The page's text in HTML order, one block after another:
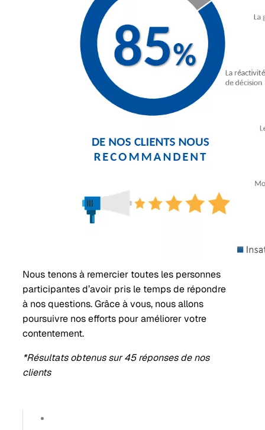
Nous tenons à remercier toutes les personnes
participantes d’avoir pris le temps de répondre
à nos questions. Grâce à vous, nous allons
poursuivre nos efforts pour améliorer votre
contentement.
*Résultats obtenus sur 45 réponses de nos
clients